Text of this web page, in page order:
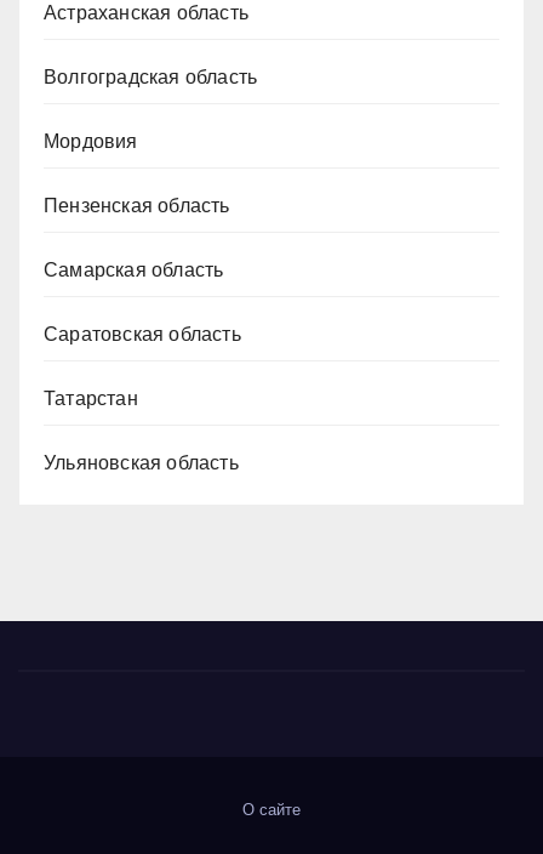
Астраханская область
Волгоградская область
Мордовия
Пензенская область
Самарская область
Саратовская область
Татарстан
Ульяновская область
О сайте